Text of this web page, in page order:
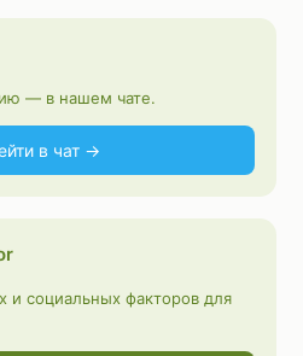
— в нашем чате.
в чат →
и социальных факторов для